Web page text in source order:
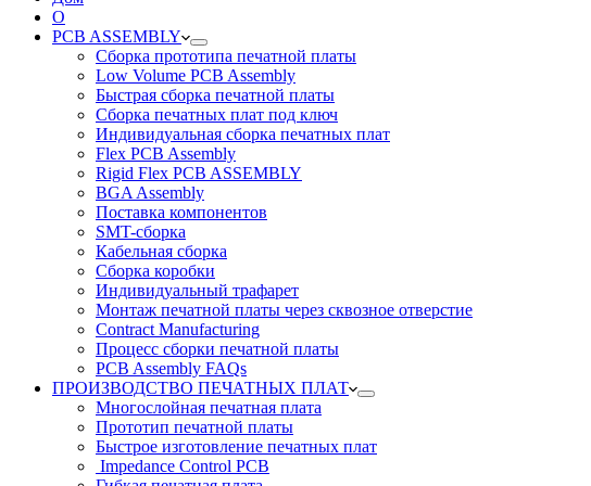
О
PCB ASSEMBLY
Сборка прототипа печатной платы
Low Volume PCB Assembly
Быстрая сборка печатной платы
Сборка печатных плат под ключ
Индивидуальная сборка печатных плат
Flex PCB Assembly
Rigid Flex PCB ASSEMBLY
BGA Assembly
Поставка компонентов
SMT-сборка
Кабельная сборка
Сборка коробки
Индивидуальный трафарет
Монтаж печатной платы через сквозное отверстие
Contract Manufacturing
Процесс сборки печатной платы
PCB Assembly FAQs
ПРОИЗВОДСТВО ПЕЧАТНЫХ ПЛАТ
Многослойная печатная плата
Прототип печатной платы
Быстрое изготовление печатных плат
Impedance Control PCB